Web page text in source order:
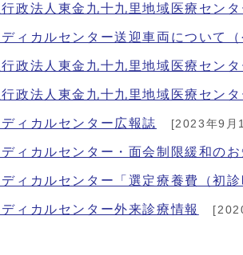
政法人東金九十九里地域医療セン
ィカルセンター送迎車両について
政法人東金九十九里地域医療セン
政法人東金九十九里地域医療セン
ィカルセンター広報誌 [2023年9月
ィカルセンター・面会制限緩和の
ィカルセンター「選定療養費（初
ィカルセンター外来診療情報